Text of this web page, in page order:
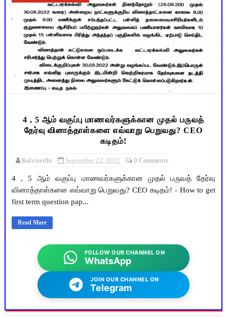
4 , 5 ஆம் வகுப்பு மாணவர்களுக்கான முதல் பருவத்
தேர்வு வினாத்தாள்களை எவ்வாறு பெறுவது? CEO
கடிதம்!
Kalviseithi September 22, 2022 0 Comments
4 , 5 ஆம் வகுப்பு மாணவர்களுக்கான முதல் பருவத் தேர்வு
வினாத்தாள்களை எவ்வாறு பெறுவது? CEO கடிதம்! - How to get
first term question pap...
Read More
FOLLOW OUR CHANNEL ON
WhatsApp
JOIN OUR CHANNEL ON
Telegram